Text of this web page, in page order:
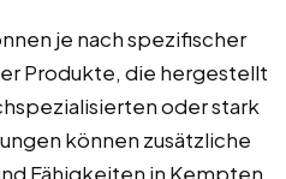
je nach spezifischer
Produkte, die hergestellt
oder stark
können zusätzliche
Fähigkeiten in Kempten